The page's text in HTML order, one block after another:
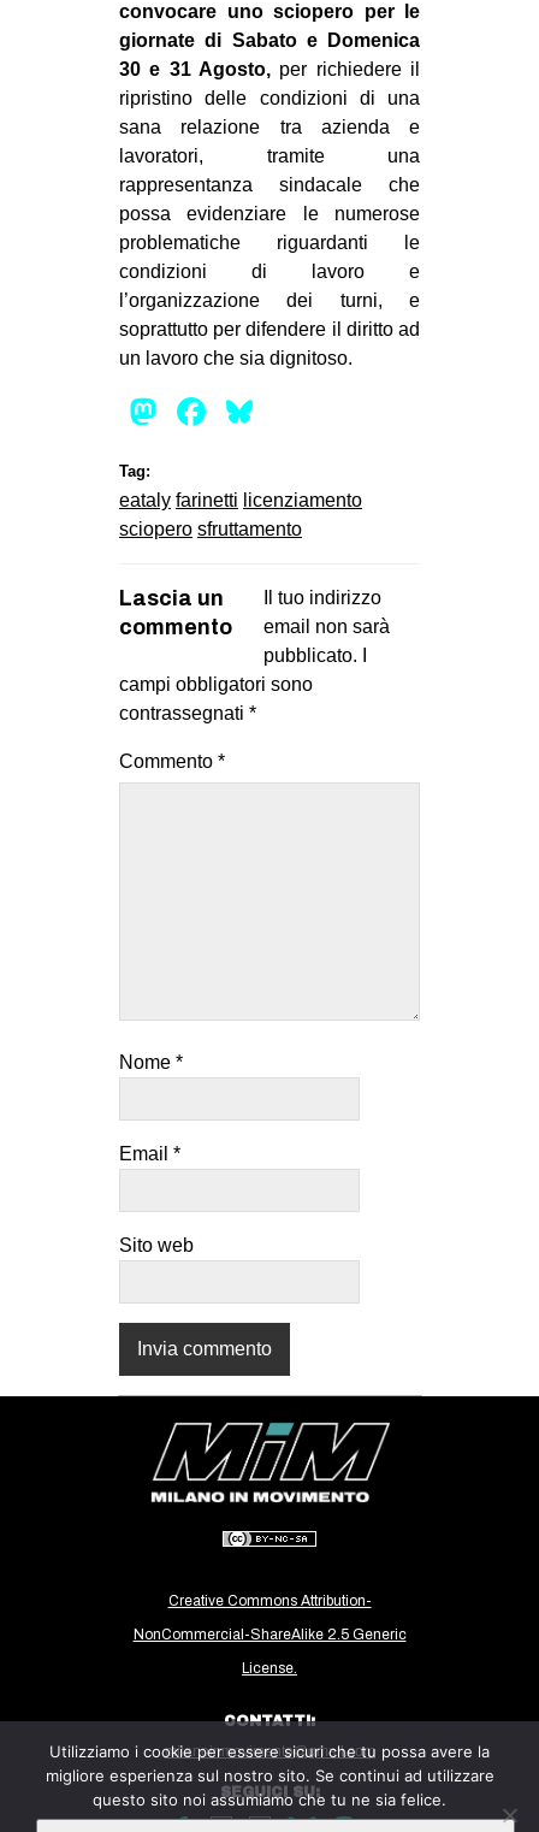
convocare uno sciopero per le
giornate di Sabato e Domenica
30 e 31 Agosto, per richiedere il
ripristino delle condizioni di una
sana relazione tra azienda e
lavoratori, tramite una
rappresentanza sindacale che
possa evidenziare le numerose
problematiche riguardanti le
condizioni di lavoro e
l’organizzazione dei turni, e
soprattutto per difendere il diritto ad
un lavoro che sia dignitoso.
Mastodon
Facebook
Tag:
eataly farinetti licenziamento
sciopero sfruttamento
Lascia un
commento
Il tuo indirizzo
email non sarà
pubblicato.
campi obbligatori sono
contrassegnati *
Commento *
Nome *
Email *
Sito web
Creative Commons Attribution-
NonCommercial-ShareAlike 2.5 Generic
License.
CONTATTI:
milanoinmovimento@gmail.com
SEGUICI SU:
Utilizziamo i cookie per essere sicuri che tu possa avere la
migliore esperienza sul nostro sito. Se continui ad utilizzare
questo sito noi assumiamo che tu ne sia felice.